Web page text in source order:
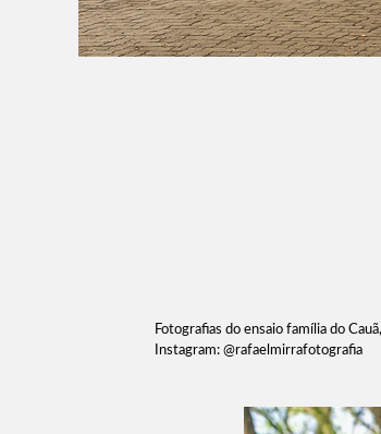
Fotografias do ensaio família do
Instagram: @rafaelmirrafotografia